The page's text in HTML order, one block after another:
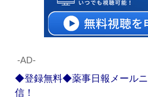
‐AD‐
◆登録無料◆薬事日報メール
信！